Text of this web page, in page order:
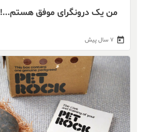
من یک درونگرای موفق هستم...!
today